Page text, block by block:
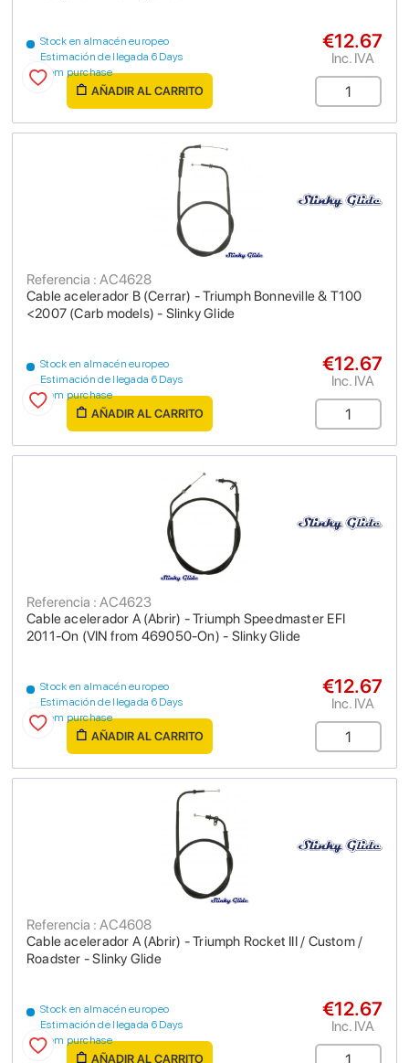
Stock en almacén europeo
Estimación de llegada 6 Days
from purchase
€12.67
Inc. IVA
AÑADIR AL CARRITO
Cable acelerador B (Cerrar) - Triumph Bonneville & T100
<2007 (Carb models) - Slinky Glide
Referencia : AC4628
Stock en almacén europeo
Estimación de llegada 6 Days
from purchase
€12.67
Inc. IVA
AÑADIR AL CARRITO
Cable acelerador A (Abrir) - Triumph Speedmaster EFI
2011-On (VIN from 469050-On) - Slinky Glide
Referencia : AC4623
Stock en almacén europeo
Estimación de llegada 6 Days
from purchase
€12.67
Inc. IVA
AÑADIR AL CARRITO
Cable acelerador A (Abrir) - Triumph Rocket III / Custom /
Roadster - Slinky Glide
Referencia : AC4608
Stock en almacén europeo
Estimación de llegada 6 Days
from purchase
€12.67
Inc. IVA
AÑADIR AL CARRITO